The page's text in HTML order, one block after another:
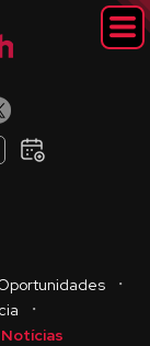
・
・
Notícias